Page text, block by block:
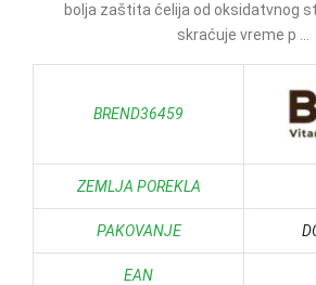
bolja zaštita ćelija od oksidatvnog
skraćuje vreme p ...
BREND36459
ZEMLJA POREKLA
PAKOVANJE
EAN